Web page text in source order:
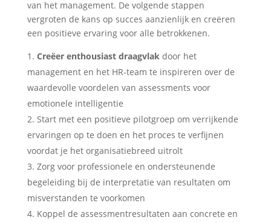
van het management. De volgende stappen
vergroten de kans op succes aanzienlijk en creëren
een positieve ervaring voor alle betrokkenen.
Creëer enthousiast draagvlakdoor het
management en het HR-team te inspireren over de
waardevolle voordelen van assessments voor
emotionele intelligentie
Start met een positieve pilotgroep om verrijkende
ervaringen op te doen en het proces te verfijnen
voordat je het organisatiebreed uitrolt
Zorg voor professionele en ondersteunende
begeleiding bij de interpretatie van resultaten om
misverstanden te voorkomen
Koppel de assessmentresultaten aan concrete en